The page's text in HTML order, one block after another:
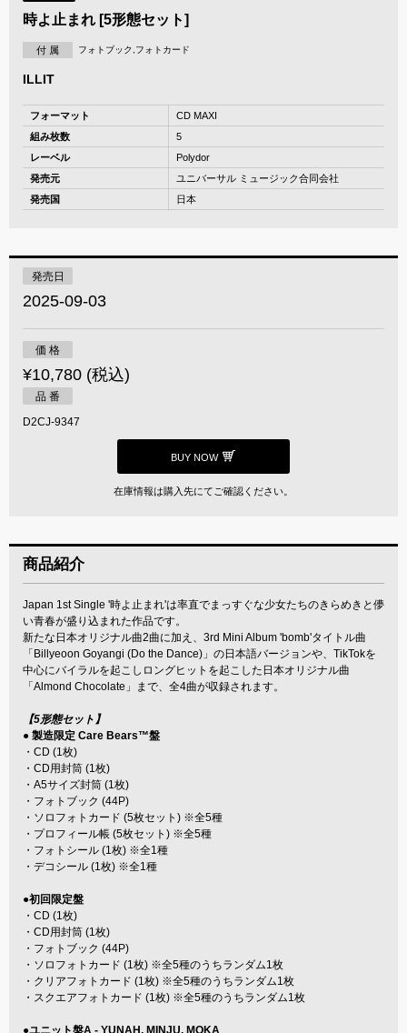
時よ止まれ [5形態セット]
付 属 フォトブック,フォトカード
ILLIT
フォーマット
CD MAXI
組み枚数
5
レーベル
Polydor
発売元
ユニバーサル ミュージック合同会社
発売国
日本
発売日
2025-09-03
価 格
¥10,780 (税込)
品 番
D2CJ-9347
BUY NOW
在庫情報は購入先にてご確認ください。
商品紹介
Japan 1st Single '時よ止まれ'は率直でまっすぐな少女たちのきらめきと儚
い青春が盛り込まれた作品です。
新たな日本オリジナル曲2曲に加え、3rd Mini Album 'bomb'タイトル曲
「Billyeoon Goyangi (Do the Dance)」の日本語バージョンや、TikTokを
中心にバイラルを起こしロングヒットを起こした日本オリジナル曲
「Almond Chocolate」まで、全4曲が収録されます。
【5形態セット】
● 製造限定 Care Bears™盤
・CD (1枚)
・CD用封筒 (1枚)
・A5サイズ封筒 (1枚)
・フォトブック (44P)
・ソロフォトカード (5枚セット) ※全5種
・プロフィール帳 (5枚セット) ※全5種
・フォトシール (1枚) ※全1種
・デコシール (1枚) ※全1種
●初回限定盤
・CD (1枚)
・CD用封筒 (1枚)
・フォトブック (44P)
・ソロフォトカード (1枚) ※全5種のうちランダム1枚
・クリアフォトカード (1枚) ※全5種のうちランダム1枚
・スクエアフォトカード (1枚) ※全5種のうちランダム1枚
●ユニット盤A - YUNAH, MINJU, MOKA